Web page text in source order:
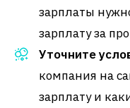
зарплаты
зарплату за
Уточните
компания на
зарплату и